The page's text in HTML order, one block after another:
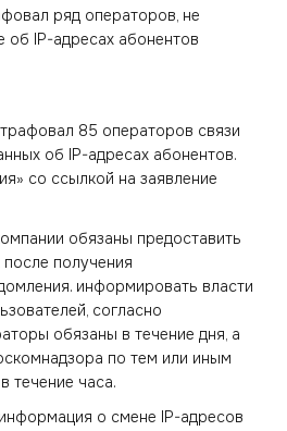
85 операторов связи
об IP-адресах абонентов.
со ссылкой на заявление
обязаны предоставить
получения
информировать власти
согласно
обязаны в течение дня, а
по тем или иным
течение часа.
о смене IP-адресов